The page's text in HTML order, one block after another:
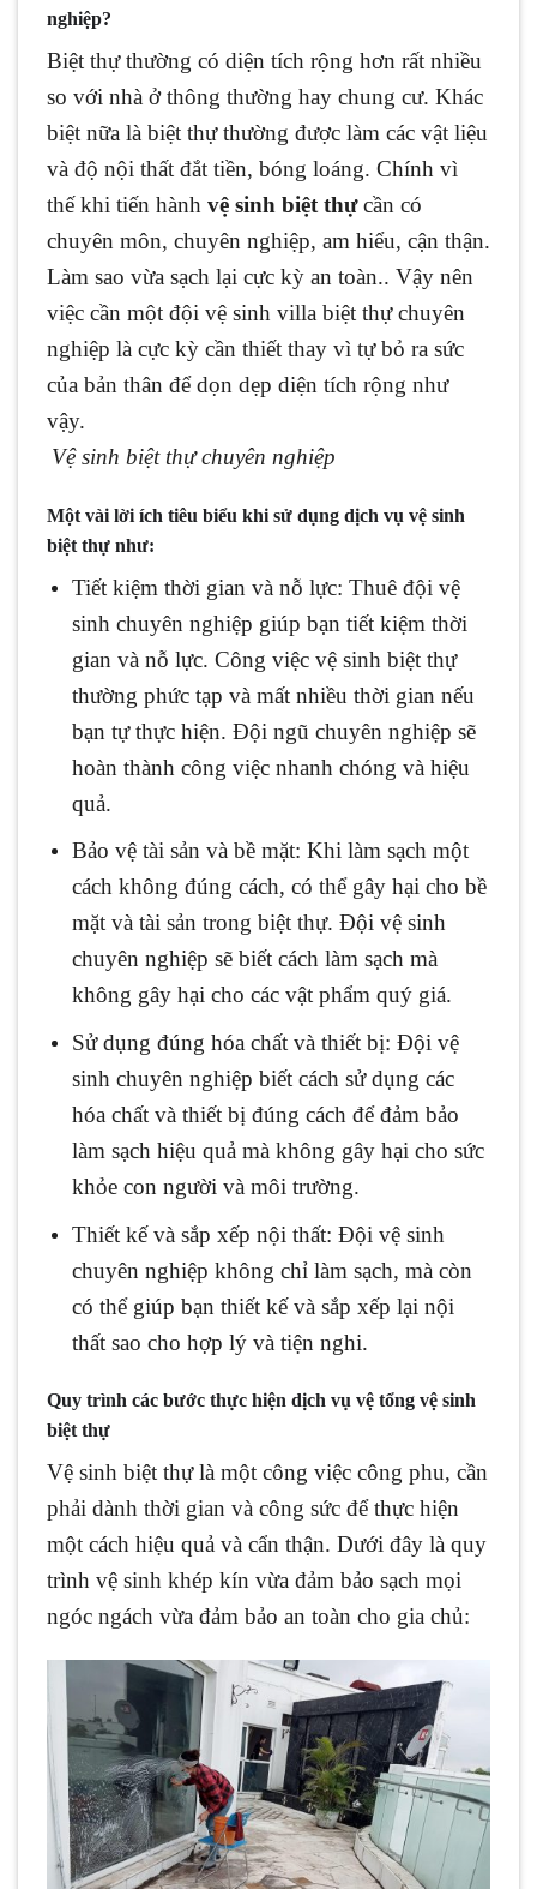
nghiệp?
Biệt thự thường có diện tích rộng hơn rất nhiều
so với nhà ở thông thường hay chung cư. Khác
biệt nữa là biệt thự thường được làm các vật liệu
và độ nội thất đắt tiền, bóng loáng. Chính vì
thế khi tiến hành vệ sinh biệt thựcần có
chuyên môn, chuyên nghiệp, am hiểu, cận thận.
Làm sao vừa sạch lại cực kỳ an toàn.. Vậy nên
việc cần một đội vệ sinh villa biệt thự chuyên
nghiệp là cực kỳ cần thiết thay vì tự bỏ ra sức
của bản thân để dọn dẹp diện tích rộng như
vậy.
Vệ sinh biệt thự chuyên nghiệp
Một vài lời ích tiêu biểu khi sử dụng dịch vụ vệ sinh
biệt thự như:
Tiết kiệm thời gian và nỗ lực: Thuê đội vệ
sinh chuyên nghiệp giúp bạn tiết kiệm thời
gian và nỗ lực. Công việc vệ sinh biệt thự
thường phức tạp và mất nhiều thời gian nếu
bạn tự thực hiện. Đội ngũ chuyên nghiệp sẽ
hoàn thành công việc nhanh chóng và hiệu
quả.
Bảo vệ tài sản và bề mặt: Khi làm sạch một
cách không đúng cách, có thể gây hại cho bề
mặt và tài sản trong biệt thự. Đội vệ sinh
chuyên nghiệp sẽ biết cách làm sạch mà
không gây hại cho các vật phẩm quý giá.
Sử dụng đúng hóa chất và thiết bị: Đội vệ
sinh chuyên nghiệp biết cách sử dụng các
hóa chất và thiết bị đúng cách để đảm bảo
làm sạch hiệu quả mà không gây hại cho sức
khỏe con người và môi trường.
Thiết kế và sắp xếp nội thất: Đội vệ sinh
chuyên nghiệp không chỉ làm sạch, mà còn
có thể giúp bạn thiết kế và sắp xếp lại nội
thất sao cho hợp lý và tiện nghi.
Quy trình các bước thực hiện dịch vụ vệ tổng vệ sinh
biệt thự
Vệ sinh biệt thự là một công việc công phu, cần
phải dành thời gian và công sức để thực hiện
một cách hiệu quả và cẩn thận. Dưới đây là quy
trình vệ sinh khép kín vừa đảm bảo sạch mọi
ngóc ngách vừa đảm bảo an toàn cho gia chủ: